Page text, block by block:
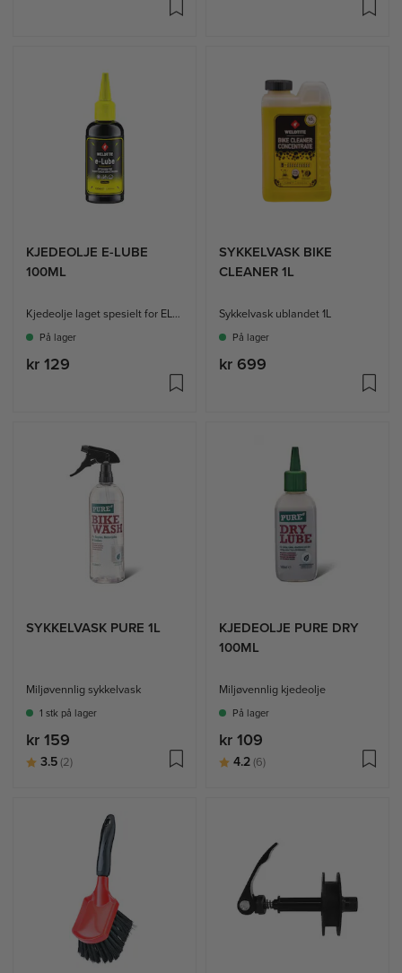
KJEDEOLJE E-LUBE
100ML
Kjedeolje laget spesielt for EL-sykler
På lager
kr 129
SYKKELVASK BIKE
CLEANER 1L
Sykkelvask ublandet 1L
På lager
kr 699
SYKKELVASK PURE 1L
Miljøvennlig sykkelvask
1 stk på lager
kr 159
Karakter:
3.5(2)av 5 mulige
KJEDEOLJE PURE DRY
100ML
Miljøvennlig kjedeolje
På lager
kr 109
Karakter:
4.2(6)av 5 mulige